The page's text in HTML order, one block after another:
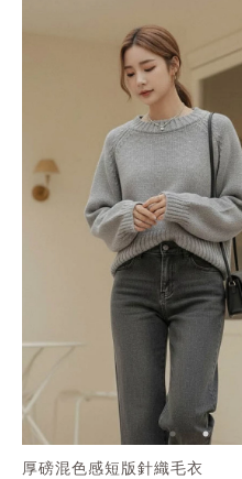
厚磅混色感短版針織毛衣